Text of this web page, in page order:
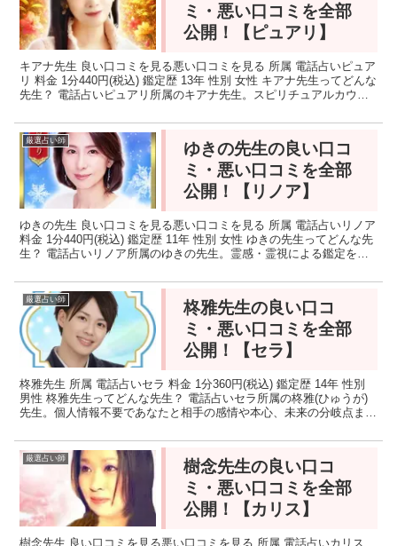
ミ・悪い口コミを全部
公開！【ピュアリ】
キアナ先生 良い口コミを見る悪い口コミを見る 所属 電話占いピュア
リ 料金 1分440円(税込) 鑑定歴 13年 性別 女性 キアナ先生ってどんな
先生？ 電話占いピュアリ所属のキアナ先生。スピリチュアルカウン
厳選占い師
ゆきの先生の良い口コ
ミ・悪い口コミを全部
公開！【リノア】
ゆきの先生 良い口コミを見る悪い口コミを見る 所属 電話占いリノア
料金 1分440円(税込) 鑑定歴 11年 性別 女性 ゆきの先生ってどんな先
生？ 電話占いリノア所属のゆきの先生。霊感・霊視による鑑定を得
厳選占い師
柊雅先生の良い口コ
ミ・悪い口コミを全部
公開！【セラ】
柊雅先生 所属 電話占いセラ 料金 1分360円(税込) 鑑定歴 14年 性別
男性 柊雅先生ってどんな先生？ 電話占いセラ所属の柊雅(ひゅうが)
先生。個人情報不要であなたと相手の感情や本心、未来の分岐点まで
厳選占い師
樹念先生の良い口コ
ミ・悪い口コミを全部
公開！【カリス】
樹念先生 良い口コミを見る悪い口コミを見る 所属 電話占いカリス